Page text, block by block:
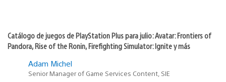
Catálogo de juegos de PlayStation Plus para julio: Avatar: Frontiers of
Pandora, Rise of the Ronin, Firefighting Simulator: Ignite y más
Adam Michel
Senior Manager of Game Services Content, SIE